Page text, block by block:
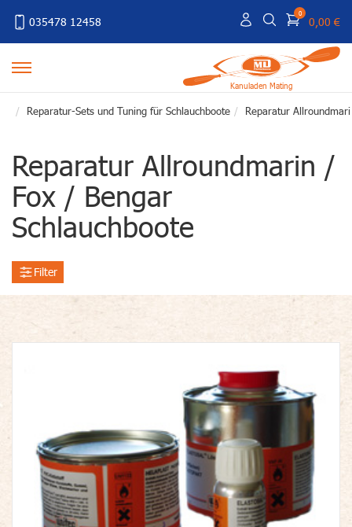
035478 12458
0
0,00 €
Kanuladen Mating
Reparatur-Sets und Tuning für Schlauchboote Reparatur
Reparatur Allroundmarin /
Fox / Bengar
Schlauchboote
Filter